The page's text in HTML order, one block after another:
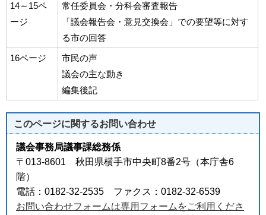
14～15ペ
ージ
常任委員会・分科会審査報告
「議会報告会・意見交換会」での要望等に対す
る市の回答
16ページ
市民の声
議会の主な動き
編集後記
このページに関するお問い合わせ
議会事務局議事課総務係
〒013-8601 秋田県横手市中央町8番2号（本庁舎6
階）
電話：0182-32-2535 ファクス：0182-32-6539
お問い合わせフォームは専用フォームをご利用くださ